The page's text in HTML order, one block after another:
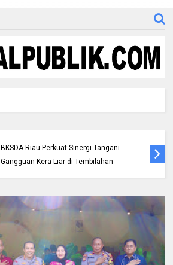
BKSDA Riau Perkuat Sinergi Tangani
Gangguan Kera Liar di Tembilahan